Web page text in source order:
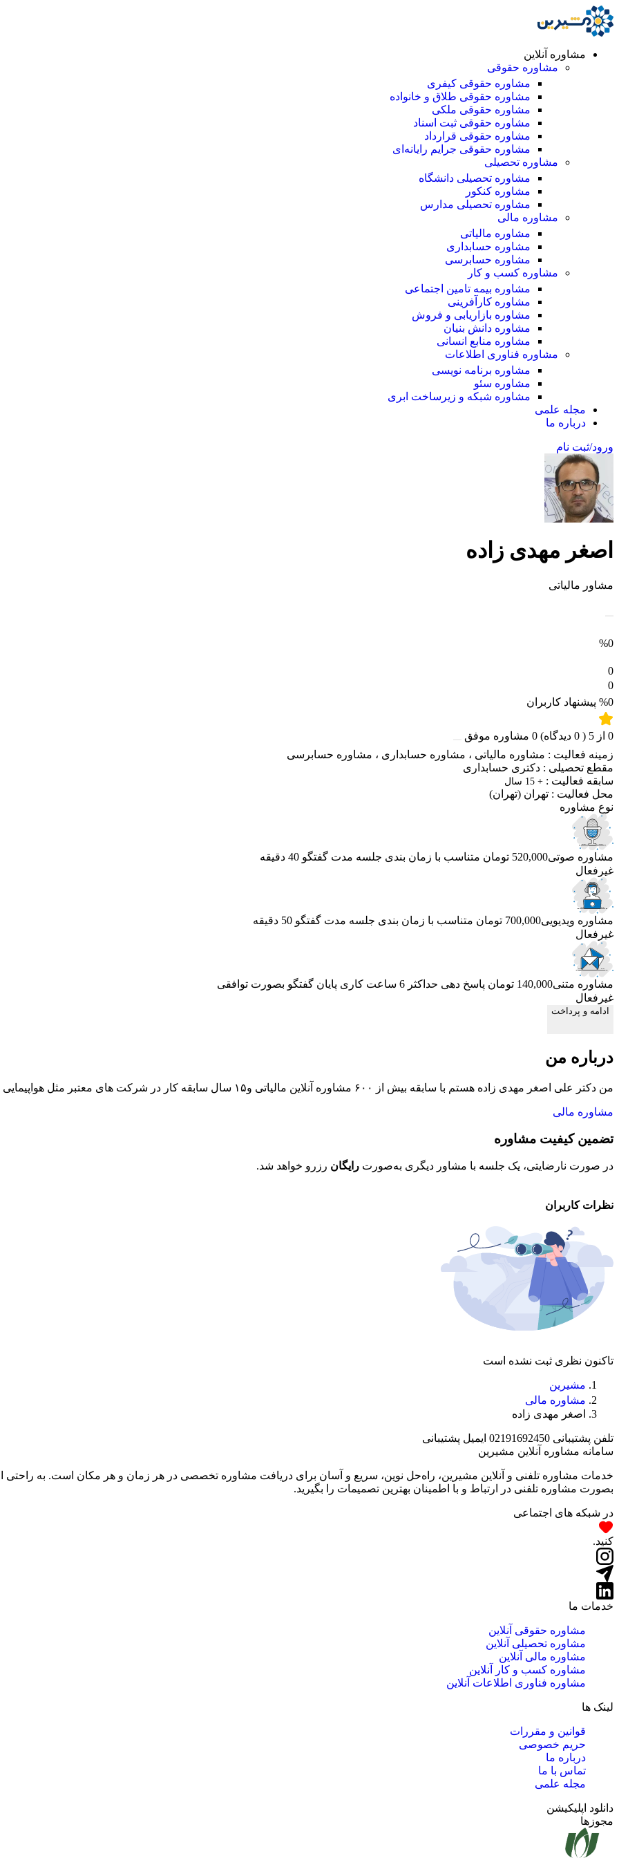
مشاوره آنلاین
مشاوره حقوقی
مشاوره حقوقی کیفری
مشاوره حقوقی طلاق و خانواده
مشاوره حقوقی ملکی
مشاوره حقوقی ثبت اسناد
مشاوره حقوقی قرارداد
مشاوره حقوقی جرایم رایانه‌ای
مشاوره تحصیلی
مشاوره تحصیلی دانشگاه
مشاوره کنکور
مشاوره تحصیلی مدارس
مشاوره مالی
مشاوره مالیاتی
مشاوره حسابداری
مشاوره حسابرسی
مشاوره کسب و کار
مشاوره بیمه تامین اجتماعی
مشاوره کارآفرینی
مشاوره بازاریابی و فروش
مشاوره دانش بنیان
مشاوره منابع انسانی
مشاوره فناوری اطلاعات
مشاوره برنامه نویسی
مشاوره سئو
مشاوره شبکه و زیرساخت ابری
مجله علمی
درباره ما
ورود/ثبت نام
اصغر مهدی زاده
مشاور مالیاتی
%0
0
0
%0 پیشنهاد کاربران
0 از 5
(
0 دیدگاه) 0 مشاوره موفق
زمینه فعالیت : مشاوره مالیاتی ، مشاوره حسابداری ، مشاوره حسابرسی
مقطع تحصیلی : دکتری حسابداری
سابقه فعالیت : + 15 سال
محل فعالیت : تهران (تهران)
نوع مشاوره
مشاوره صوتی520,000 تومان متناسب با زمان بندی جلسه مدت گفتگو 40 دقیقه
غیرفعال
مشاوره ویدیویی700,000 تومان متناسب با زمان بندی جلسه مدت گفتگو 50 دقیقه
غیرفعال
مشاوره متنی140,000 تومان پاسخ دهی حداکثر 6 ساعت کاری
پایان گفتگو بصورت توافقی
غیرفعال
ادامه و پرداخت
درباره من
من دکتر علی اصغر مهدی زاده هستم با سابقه بیش از ۶۰۰ مشاوره آنلاین مالیاتی و۱۵ سال سابقه کار در شرکت های معتبر مثل هواپیمایی جمهوری اسلامی ایران ، شرکت دیجی کالا
مشاوره مالی
تضمین کیفیت مشاوره
در صورت نارضایتی، یک جلسه با مشاور دیگری به‌صورت رایگان رزرو خواهد شد.
نظرات کاربران
تاکنون نظری ثبت نشده است
مشیرین
مشاوره مالی
اصغر مهدی زاده
تلفن پشتیبانی 02191692450 ایمیل پشتیبانی
سامانه مشاوره آنلاین مشیرین
خدمات مشاوره تلفنی و آنلاین مشیرین، راه‌‌حل نوین، سریع و آسان برای دریافت مشاوره تخصصی در هر زمان و هر مکان است. به راحتی
بصورت مشاوره تلفنی در ارتباط و با اطمینان بهترین تصمیمات را بگیرید.
در شبکه های اجتماعی
کنید.
خدمات ما
مشاوره حقوقی آنلاین
مشاوره تحصیلی آنلاین
مشاوره مالی آنلاین
مشاوره کسب و کار آنلاین
مشاوره فناوری اطلاعات آنلاین
لینک ها
قوانین و مقررات
حریم خصوصی
درباره ما
تماس با ما
مجله علمی
دانلود اپلیکیشن
مجوزها